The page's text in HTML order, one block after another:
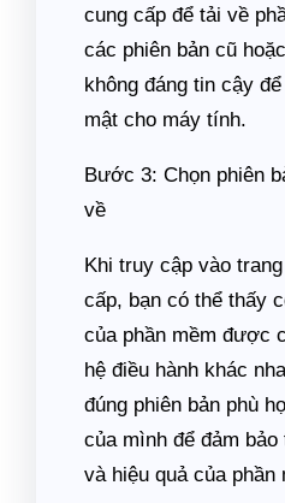
cung cấp để tải về
các phiên bản cũ
không đáng tin cậy
mật cho máy tính.
Bước 3: Chọn phiên
về
Khi truy cập vào
cấp, bạn có thể thấy
của phần mềm được
hệ điều hành khác
đúng phiên bản phù
của mình để đảm
và hiệu quả của phần